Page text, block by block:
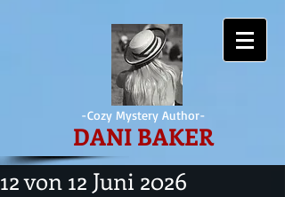
-Cozy Mystery Author-
DANI BAKER
12 von 12 Juni 2026